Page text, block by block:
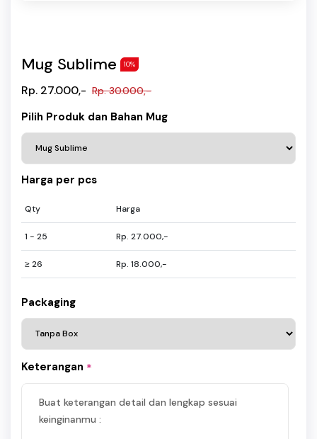
Mug Sublime 10%
Rp. 27.000,- Rp. 30.000,-
Pilih Produk dan Bahan Mug
Harga per pcs
Qty Harga
1 - 25 Rp. 27.000,-
≥ 26 Rp. 18.000,-
Packaging
Keterangan *
Buat keterangan detail dan lengkap sesuai
keinginanmu :